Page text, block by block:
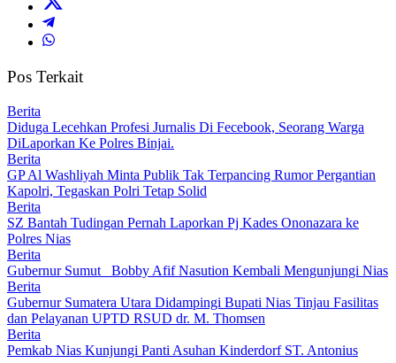
Pos Terkait
Berita
Diduga Lecehkan Profesi Jurnalis Di Fecebook, Seorang Warga
DiLaporkan Ke Polres Binjai.
Berita
GP Al Washliyah Minta Publik Tak Terpancing Rumor Pergantian
Kapolri, Tegaskan Polri Tetap Solid
Berita
SZ Bantah Tudingan Pernah Laporkan Pj Kades Ononazara ke
Polres Nias
Berita
Gubernur Sumut Bobby Afif Nasution Kembali Mengunjungi Nias
Berita
Gubernur Sumatera Utara Didampingi Bupati Nias Tinjau Fasilitas
dan Pelayanan UPTD RSUD dr. M. Thomsen
Berita
Pemkab Nias Kunjungi Panti Asuhan Kinderdorf ST. Antonius